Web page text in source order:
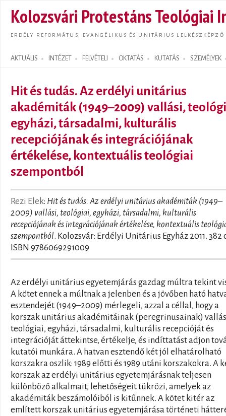
Kolozsvári Protestáns Teológiai
ERDÉLY REFORMÁTUS, EVANGÉLIKUS ÉS UNITÁRIUS LELKÉSZKÉPZŐ
AKTUÁLIS INTÉZET FELVÉTELI OKTATÁS KUTATÁS SZEMÉLYEK
Search form
Hit és tudás. Az erdélyi unitárius
akadémiták (1949–2009) vallási,
egyházi, társadalmi, kulturális
recepciójának és integrációjának
értékelése, kontextuális teológiai
szempontból
Rezi Elek: Hit és tudás. Az erdélyi unitárius akadémiták (1949–
2009) vallási, teológiai, egyházi, társadalmi, kulturális
recepciójának és integrációjának értékelése, kontextuális
szempontból. Kolozsvár: Erdélyi Unitárius Egyház 2011. 382
ISBN 9786069291009
Az erdélyi unitárius egyetemjárás gazdag múltra tekint
A kötet ennek a múltnak a jelenben és a jövőben ható
esztendejét (1949–2009) mérlegeli, azzal a céllal, hogy a
korszak unitárius akadémitáinak (peregrinusainak)
teológiai, egyházi, társadalmi, kulturális recepcióját és
integrációját áttekintse, értékelje, és indíttatást adjon
kutatói munkára. A hatvan esztendő két jól elhatárolható
korszakra oszlik: 1989 előtti és 1989 utáni korszakokra. A
korszak az erdélyi unitárius egyetemjárásnak teljesen
különböző alkalmait, lehetőségeit tükrözi, amelyek az
akadémiták beszámolóiból is kitűnnek. A kötet kitér az
említett korszak unitárius egyetemjárása történeti